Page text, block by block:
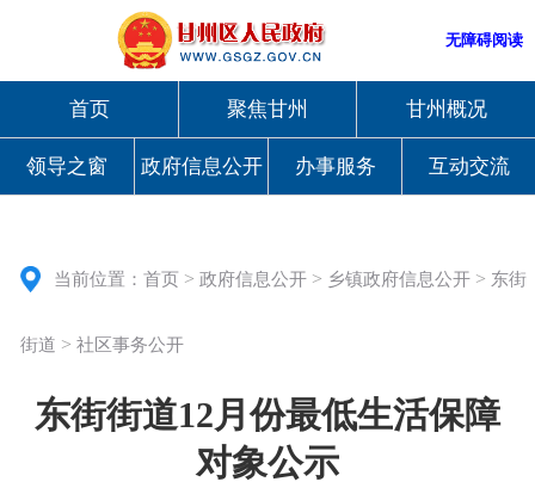
无障碍阅读
首页 聚焦甘州 甘州概况
领导之窗 政府信息公开 办事服务 互动交流
当前位置：首页 >政府信息公开 > 乡镇政府信息公开 > 东街
街道 >社区事务公开
东街街道12月份最低生活保障
对象公示